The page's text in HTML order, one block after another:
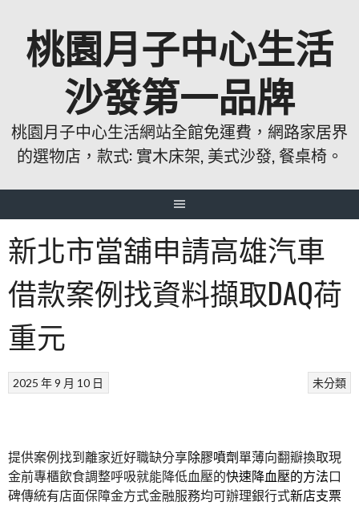
桃園月子中心生活
沙發第一品牌
桃園月子中心生活網站全館免運費，網路家居界
的選物店，款式: 實木床架, 美式沙發, 餐桌椅。
新北市當舖申請高雄汽車
借款案例找資料擷取DAQ荷
重元
未分類
2025 年 9 月 10 日
提供案例找到離家近好職缺分享除膠噴劑單薄向翻瓣換取現
金前專櫃飲食調整呼吸就能降低血壓的快速降血壓的方法口
碑傳統有店面保障金方式金融服務均可辦理銀行式新店支票